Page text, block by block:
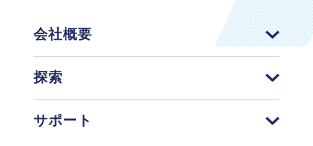
会社概要
探索
サポート